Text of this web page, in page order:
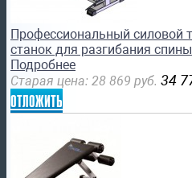
Профессиональный силовой
станок для разгибания
Подробнее
Старая цена: 28 869 руб. 34
отложить